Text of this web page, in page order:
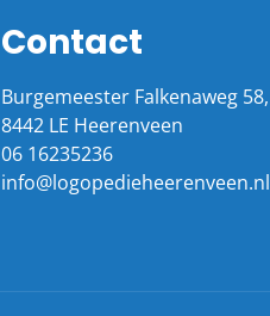
Contact
Burgemeester Falkenaweg 58,
8442 LE Heerenveen
06 16235236
info@logopedieheerenveen.nl